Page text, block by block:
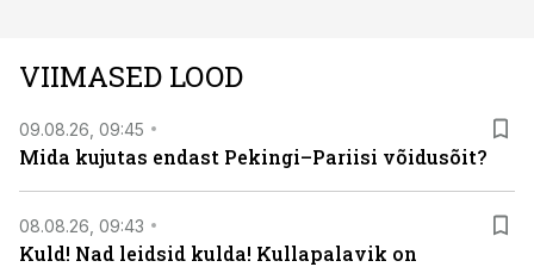
VIIMASED LOOD
09.08.26, 09:45
Mida kujutas endast Pekingi–Pariisi võidusõit?
08.08.26, 09:43
Kuld! Nad leidsid kulda! Kullapalavik on